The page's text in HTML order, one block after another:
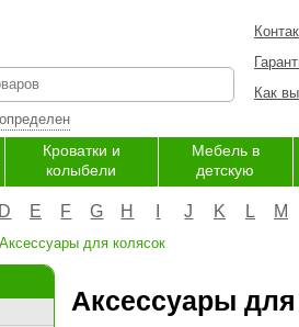
Как
Кроватки и
колыбели
Мебель в
детскую
D E F G H J K L M
Аксессуары для колясок
Аксессуары для